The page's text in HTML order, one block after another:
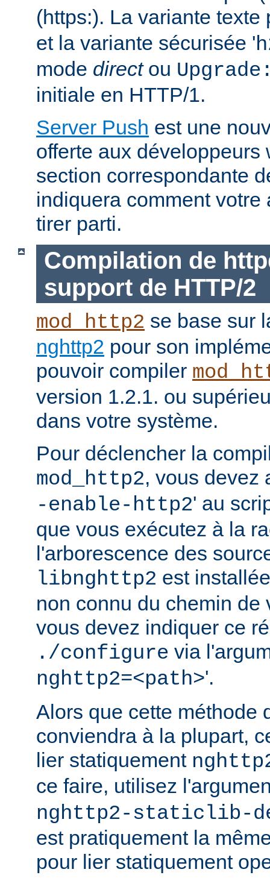
(https:). La variante texte
et la variante sécurisée '
mode directou
initiale en HTTP/1.
Server Push est une
offerte aux développeurs
section correspondante
indiquera comment
tirer parti.
Compilation de
support de HTTP/2
mod_http2 se base sur
nghttp2 pour son
pouvoir compiler
version 1.2.1. ou
dans votre système.
Pour déclencher la
mod_http2, vous devez
-enable-http2' au
que vous exécutez à la
l'arborescence des
libnghttp2 est
non connu du chemin de
vous devez indiquer ce
./configure via
nghttp2=<path>'.
Alors que cette méthode
conviendra à la plupart,
lier statiquement
ce faire, utilisez
nghttp2-staticlib-
est pratiquement la
pour lier statiquement